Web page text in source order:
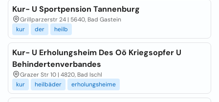
Kur- U Sportpension Tannenburg
Grillparzerstr 24 | 5640, Bad Gastein
kur
der heilb
Kur- U Erholungsheim Des Oö Kriegsopfer U
Behindertenverbandes
Grazer Str 10 | 4820, Bad Ischl
kur
heilbäder erholungsheime